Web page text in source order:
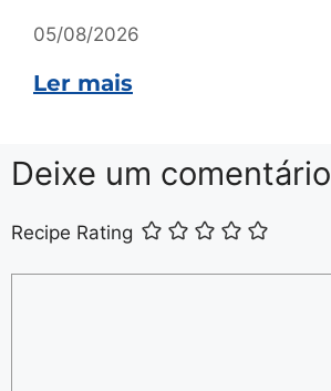
05/08/2026
Ler mais
Deixe um comentário
Recipe Rating